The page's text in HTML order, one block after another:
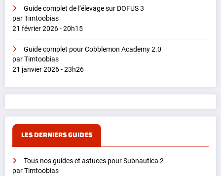
Guide complet de l’élevage sur DOFUS 3
par Timtoobias
21 février 2026 - 20h15
Guide complet pour Cobblemon Academy 2.0
par Timtoobias
21 janvier 2026 - 23h26
LES DERNIERS GUIDES
Tous nos guides et astuces pour Subnautica 2
par Timtoobias